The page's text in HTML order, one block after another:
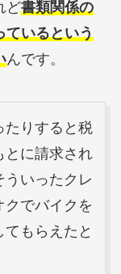
ど書類関係の
ているという
んです。
たりすると税
とに請求され
ういったクレ
クでバイクを
もらえたと